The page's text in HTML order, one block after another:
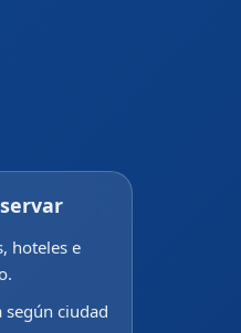
hoteles e
según ciudad